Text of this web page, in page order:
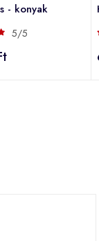
- konyak
5/5